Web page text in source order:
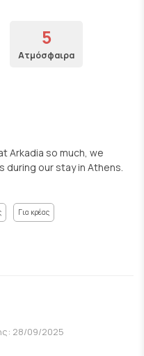
5
Ατμόσφαιρα
Arkadia so much, we
during our stay in Athens.
Για κρέας
28/09/2025